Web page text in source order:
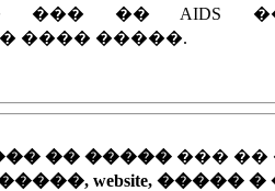
��� �� AIDS
���� �����.
�� ����� ��� ��
website, �����